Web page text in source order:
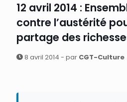
12 avril 2014 :
contre l’austérité
partage des
8 avril 2014 - par CGT-Culture